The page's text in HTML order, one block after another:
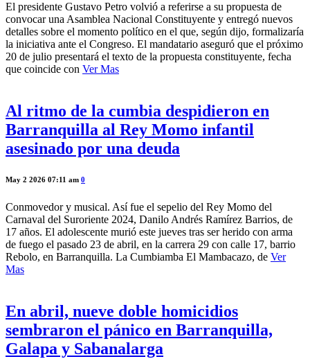
El presidente Gustavo Petro volvió a referirse a su propuesta de
convocar una Asamblea Nacional Constituyente y entregó nuevos
detalles sobre el momento político en el que, según dijo, formalizaría
la iniciativa ante el Congreso. El mandatario aseguró que el próximo
20 de julio presentará el texto de la propuesta constituyente, fecha
que coincide con Ver Mas
Al ritmo de la cumbia despidieron en
Barranquilla al Rey Momo infantil
asesinado por una deuda
May 2 2026 07:11 am 0
Conmovedor y musical. Así fue el sepelio del Rey Momo del
Carnaval del Suroriente 2024, Danilo Andrés Ramírez Barrios, de
17 años. El adolescente murió este jueves tras ser herido con arma
de fuego el pasado 23 de abril, en la carrera 29 con calle 17, barrio
Rebolo, en Barranquilla. La Cumbiamba El Mambacazo, de Ver
Mas
En abril, nueve doble homicidios
sembraron el pánico en Barranquilla,
Galapa y Sabanalarga